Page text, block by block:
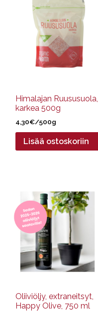
Himalajan Ruususuola,
karkea 500g
4,30€/500g
Lisää ostoskoriin
Oliiviöljy, extraneitsyt,
Happy Olive, 750 ml